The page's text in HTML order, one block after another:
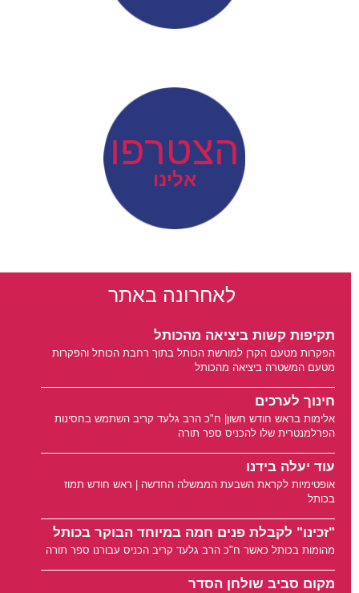
הצטרפו
אלינו
לאחרונה באתר
תקיפות קשות ביציאה מהכותל
הפקרות מטעם הקרן למורשת הכותל בתוך רחבת הכותל והפקרות
מטעם המשטרה ביציאה מהכותל
חינוך לערכים
אלימות בראש חודש חשון| ח"כ הרב גלעד קריב השתמש בחסינות
הפרלמנטרית שלו להכניס ספר תורה
עוד יעלה בידנו
אופטימיות לקראת השבעת הממשלה החדשה | ראש חודש תמוז
בכותל
"זכינו" לקבלת פנים חמה במיוחד הבוקר בכותל
מהומות בכותל כאשר ח"כ הרב גלעד קריב הכניס עבורנו ספר תורה
מקום סביב שולחן הסדר